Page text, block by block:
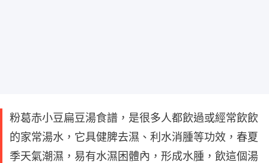
粉葛赤小豆扁豆湯食譜，是很多人都飲過或經常飲飲
的家常湯水，它具健脾去濕、利水消腫等功效，春夏
季天氣潮濕，易有水濕困體內，形成水腫，飲這個湯